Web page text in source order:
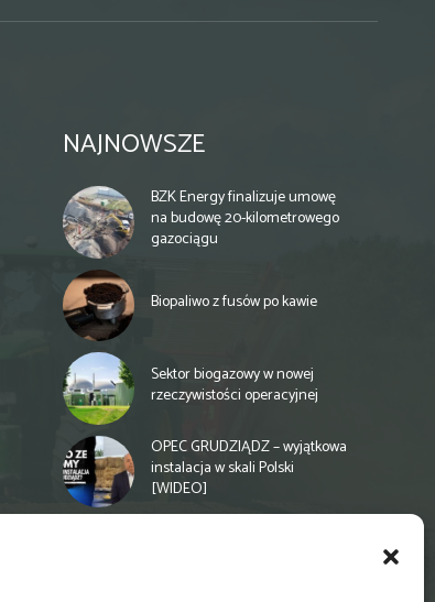
NAJNOWSZE
BZK Energy finalizuje umowę
na budowę 20-kilometrowego
gazociągu
Biopaliwo z fusów po kawie
Sektor biogazowy w nowej
rzeczywistości operacyjnej
OPEC GRUDZIĄDZ – wyjątkowa
instalacja w skali Polski
[WIDEO]